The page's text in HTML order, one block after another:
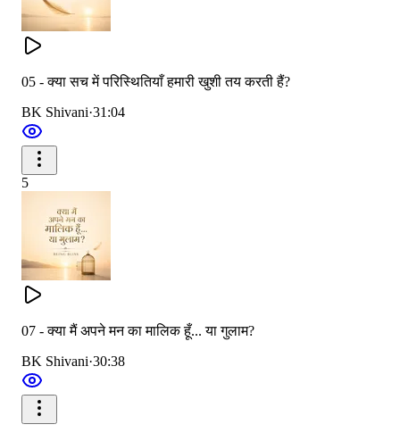
05 - क्या सच में परिस्थितियाँ हमारी खुशी तय करती हैं?
BK Shivani·31:04
5
07 - क्या मैं अपने मन का मालिक हूँ... या गुलाम?
BK Shivani·30:38